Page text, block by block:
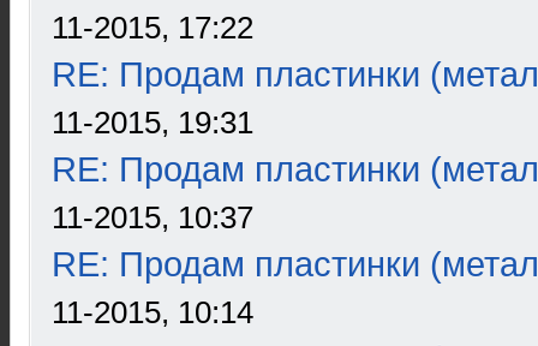
11-2015, 17:22
RE: Продам пластинки
11-2015, 19:31
RE: Продам пластинки
11-2015, 10:37
RE: Продам пластинки
11-2015, 10:14